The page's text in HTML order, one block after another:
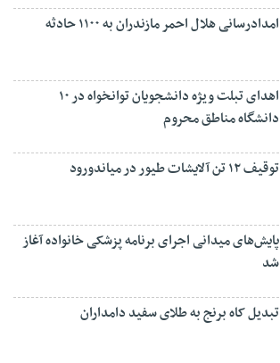
امدادرسانی هلال احمر مازندران به ۱۱۰۰ حادثه
اهدای تبلت ویژه دانشجویان توانخواه در ۱۰
دانشگاه مناطق محروم
توقیف ۱۲ تن آلایشات طیور در میاندورود
پایش‌های میدانی اجرای برنامه پزشکی خانواده آغاز
شد
تبدیل کاه برنج به طلای سفید دامداران